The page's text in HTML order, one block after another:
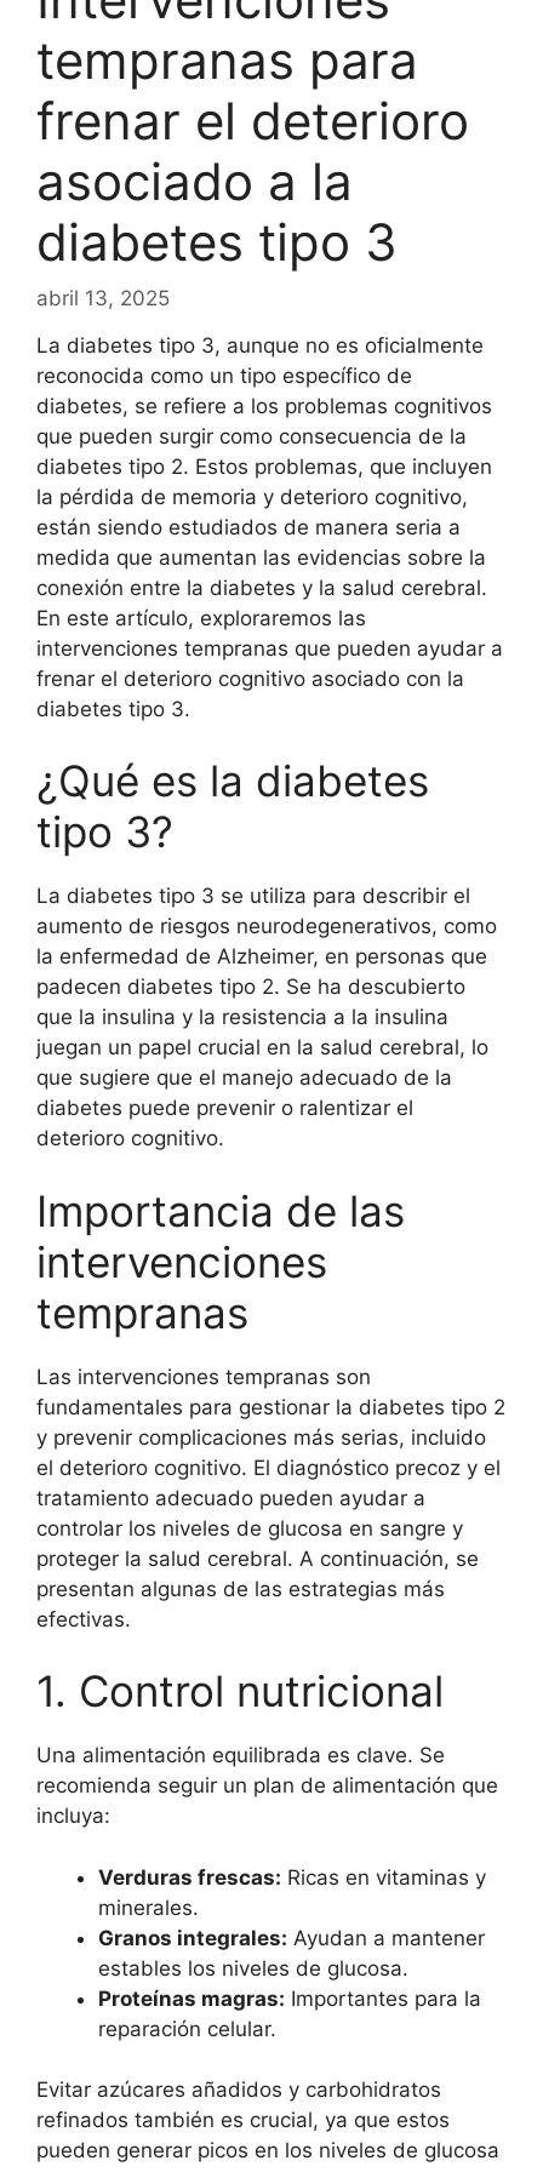
tempranas para
frenar el deterioro
asociado a la
diabetes tipo 3
abril 13, 2025
La diabetes tipo 3, aunque no es oficialmente
reconocida como un tipo específico de
diabetes, se refiere a los problemas cognitivos
que pueden surgir como consecuencia de la
diabetes tipo 2. Estos problemas, que incluyen
la pérdida de memoria y deterioro cognitivo,
están siendo estudiados de manera seria a
medida que aumentan las evidencias sobre la
conexión entre la diabetes y la salud cerebral.
En este artículo, exploraremos las
intervenciones tempranas que pueden ayudar a
frenar el deterioro cognitivo asociado con la
diabetes tipo 3.
¿Qué es la diabetes
tipo 3?
La diabetes tipo 3 se utiliza para describir el
aumento de riesgos neurodegenerativos, como
la enfermedad de Alzheimer, en personas que
padecen diabetes tipo 2. Se ha descubierto
que la insulina y la resistencia a la insulina
juegan un papel crucial en la salud cerebral, lo
que sugiere que el manejo adecuado de la
diabetes puede prevenir o ralentizar el
deterioro cognitivo.
Importancia de las
intervenciones
tempranas
Las intervenciones tempranas son
fundamentales para gestionar la diabetes tipo 2
y prevenir complicaciones más serias, incluido
el deterioro cognitivo. El diagnóstico precoz y el
tratamiento adecuado pueden ayudar a
controlar los niveles de glucosa en sangre y
proteger la salud cerebral. A continuación, se
presentan algunas de las estrategias más
efectivas.
1. Control nutricional
Una alimentación equilibrada es clave. Se
recomienda seguir un plan de alimentación que
incluya:
Verduras frescas: Ricas en vitaminas y
minerales.
Granos integrales: Ayudan a mantener
estables los niveles de glucosa.
Proteínas magras: Importantes para la
reparación celular.
Evitar azúcares añadidos y carbohidratos
refinados también es crucial, ya que estos
pueden generar picos en los niveles de glucosa